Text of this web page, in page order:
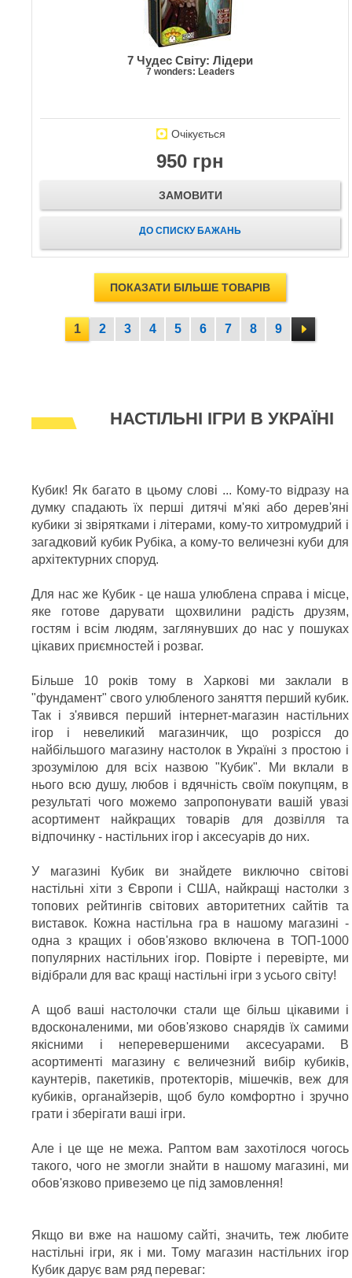
7 Чудес Світу: Лідери
7 wonders: Leaders
Очікується
950 грн
ЗАМОВИТИ
ДО СПИСКУ БАЖАНЬ
ПОКАЗАТИ БІЛЬШЕ ТОВАРІВ
1 2 3 4 5 6 7 8 9
НАСТІЛЬНІ ІГРИ В УКРАЇНІ
Кубик! Як багато в цьому слові ... Кому-то відразу на
думку спадають їх перші дитячі м'які або дерев'яні
кубики зі звірятками і літерами, кому-то хитромудрий і
загадковий кубик Рубіка, а кому-то величезні куби для
архітектурних споруд.
Для нас же Кубик - це наша улюблена справа і місце,
яке готове дарувати щохвилини радість друзям,
гостям і всім людям, заглянувших до нас у пошуках
цікавих приємностей і розваг.
Більше 10 років тому в Харкові ми заклали в
"фундамент" свого улюбленого заняття перший кубик.
Так і з'явився перший інтернет-магазин настільних
ігор і невеликий магазинчик, що розрісся до
найбільшого магазину настолок в Україні з простою і
зрозумілою для всіх назвою "Кубик". Ми вклали в
нього всю душу, любов і вдячність своїм покупцям, в
результаті чого можемо запропонувати вашій увазі
асортимент найкращих товарів для дозвілля та
відпочинку - настільних ігор і аксесуарів до них.
У магазині Кубик ви знайдете виключно світові
настільні хіти з Європи і США, найкращі настолки з
топових рейтингів світових авторитетних сайтів та
виставок. Кожна настільна гра в нашому магазині -
одна з кращих і обов'язково включена в ТОП-1000
популярних настільних ігор. Повірте і перевірте, ми
відібрали для вас кращі настільні ігри з усього світу!
А щоб ваші настолочки стали ще більш цікавими і
вдосконаленими, ми обов'язково снарядів їх самими
якісними і неперевершеними аксесуарами. В
асортименті магазину є величезний вибір кубиків,
каунтерів, пакетиків, протекторів, мішечків, веж для
кубиків, органайзерів, щоб було комфортно і зручно
грати і зберігати ваші ігри.
Але і це ще не межа. Раптом вам захотілося чогось
такого, чого не змогли знайти в нашому магазині, ми
обов'язково привеземо це під замовлення!
Якщо ви вже на нашому сайті, значить, теж любите
настільні ігри, як і ми. Тому магазин настільних ігор
Кубик дарує вам ряд переваг: